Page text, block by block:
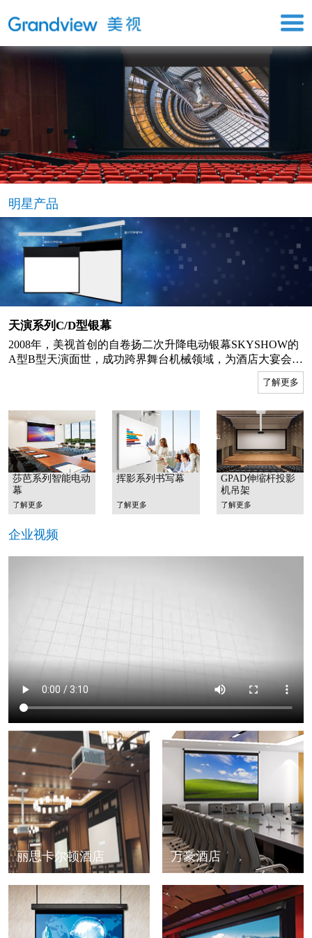
工程案例/新闻
关于我们
工具
联系我们
明星产品
天演系列C/D型银幕
2008年，美视首创的自卷扬二次升降电动银幕SKYSHOW的
A型B型天演面世，成功跨界舞台机械领域，为酒店大宴会
厅、剧场、展览馆、主题公园等超高空间的银幕选型提供了
妥善的解决方案，经过多年无数工程项目的稳定实施，经验
D型，三条牵引钢索设计，安全系数升级，使用寿命更长，
部件高度集成，结构简练可靠，自重减轻，运转稳固，并可
隐藏于天花内安装，更好的覆盖前述工程场景的尺寸和功能
需求。
了解更多
莎芭系列智能电动
幕
了解更多
挥影系列书写幕
了解更多
GPAD伸缩杆投影
机吊架
了解更多
企业视频
丽思卡尔顿酒店 万豪酒店